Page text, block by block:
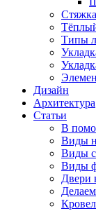
Стяжка
Типы
Дизайн
Архитектура
Статьи
В
Виды
Виды
Виды
Двери